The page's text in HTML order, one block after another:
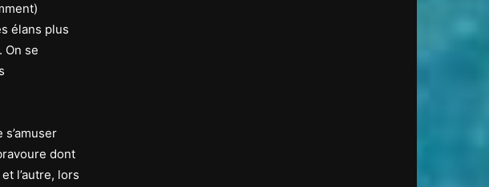
élans plus
On se
dont
et l’autre, lors